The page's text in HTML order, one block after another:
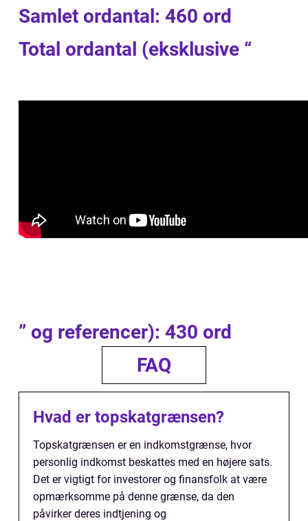
Samlet ordantal: 460 ord
Total ordantal (eksklusive “
” og referencer): 430 ord
FAQ
Hvad er topskatgrænsen?
Topskatgrænsen er en indkomstgrænse, hvor
personlig indkomst beskattes med en højere sats.
Det er vigtigt for investorer og finansfolk at være
opmærksomme på denne grænse, da den
påvirker deres indtjening og